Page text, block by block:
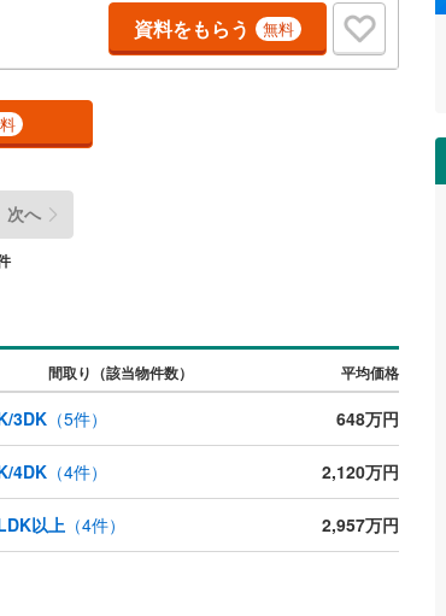
不動産購入や住宅ローンについてお気軽にお問合せ
舗横に駐車スペース4台分ございます・八尾市の【中
ーダム八尾店 ----*----*----*--
資料をもらう 無料
次へ
間取り（該当物件数） 平均価格
3DK（5件） 648万円
4DK（4件） 2,120万円
以上（4件） 2,957万円
柏原市(36)
摂津市(40)
南河内郡千早赤阪村(5)
上
ど
床下収納（0）